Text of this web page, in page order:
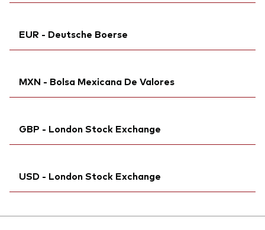
ISIN:
IE00BFMXXD54
MEX ID:VREBRA
SEDOL:BJJW355
Börsenticker:VUAA
ISIN: IE00BFMXXD54
Reuters:VUAA.MI
EUR - Deutsche Boerse
Bloomberg:VUAA GY
ISIN:
IE00BFMXXD54
Reuters:VUA1.DE
MXN - Bolsa Mexicana De Valores
ISIN:IE00BFMXXD54
SEDOL: BKBM479
GBP - London Stock Exchange
Bloomberg:VUAG LN
Reuters:VAVUAG.L
USD - London Stock Exchange